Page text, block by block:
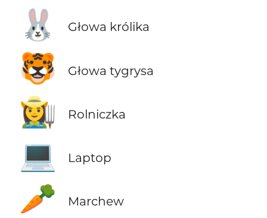
🐰 Głowa królika
🐯 Głowa tygrysa
👩‍🌾 Rolniczka
💻 Laptop
🥕 Marchew